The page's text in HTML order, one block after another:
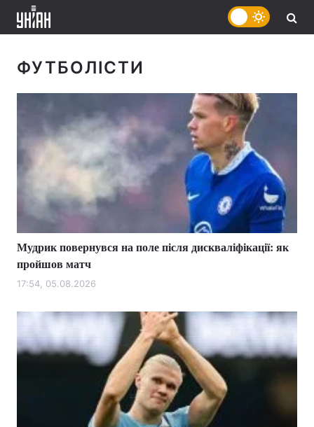
ФУТБОЛІСТИ
Мудрик повернувся на поле після дискваліфікації: як
пройшов матч
17:54, 05.08.2026